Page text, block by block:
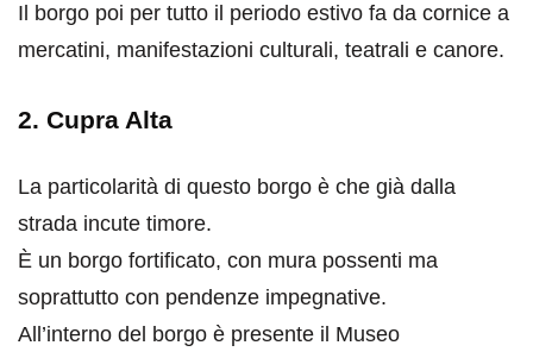
Il borgo poi per tutto il periodo estivo fa da cornice a
mercatini, manifestazioni culturali, teatrali e canore.
2. Cupra Alta
La particolarità di questo borgo è che già dalla
strada incute timore.
È un borgo fortificato, con mura possenti ma
soprattutto con pendenze impegnative.
All’interno del borgo è presente il Museo